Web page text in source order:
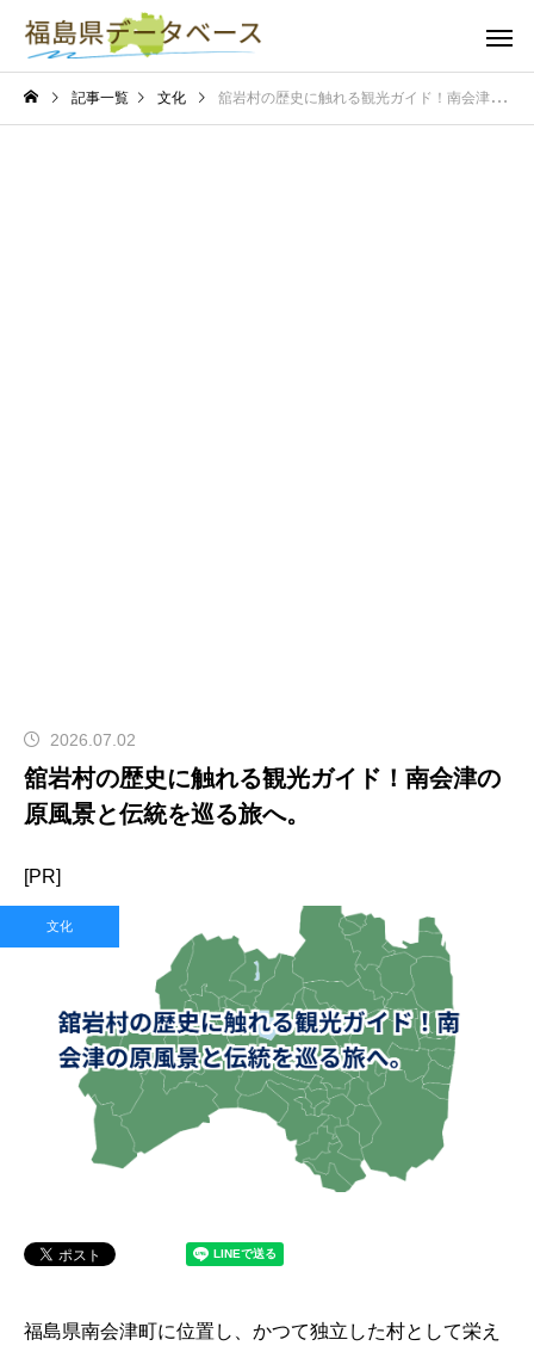
記事一覧 文化 舘岩村の歴史に触れる観光ガイド！南会津の原風景と伝統を巡る旅へ。
2026.07.02
舘岩村の歴史に触れる観光ガイド！南会津の
原風景と伝統を巡る旅へ。
[PR]
文化
福島県南会津町に位置し、かつて独立した村として栄え